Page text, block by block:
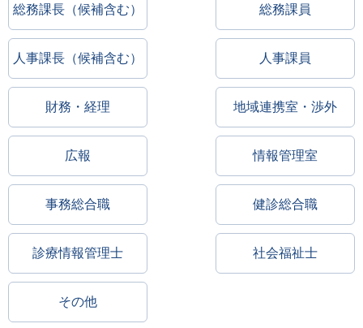
総務課長（候補含む） 総務課員
人事課長（候補含む） 人事課員
財務・経理 地域連携室・渉外
広報 情報管理室
事務総合職 健診総合職
診療情報管理士 社会福祉士
その他